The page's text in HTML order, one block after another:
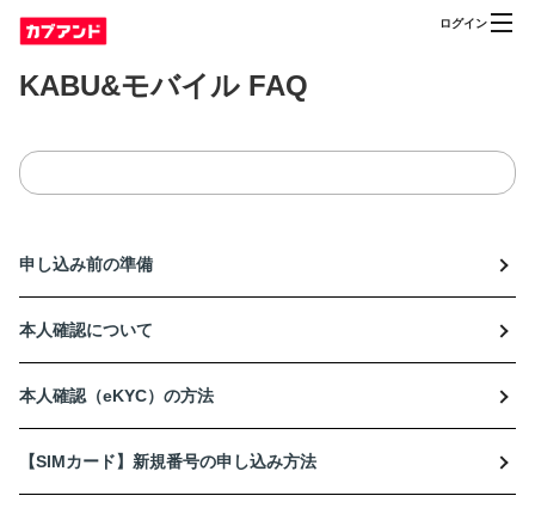
ログイン
KABU&モバイル FAQ
申し込み前の準備
本人確認について
本人確認（eKYC）の方法
【SIMカード】新規番号の申し込み方法